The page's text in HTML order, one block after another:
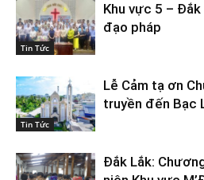
Tin Tức
Khu vực 5 –
đạo pháp
Tin Tức
Lễ Cảm tạ ơn
truyền đến Bạc
Đắk Lắk: